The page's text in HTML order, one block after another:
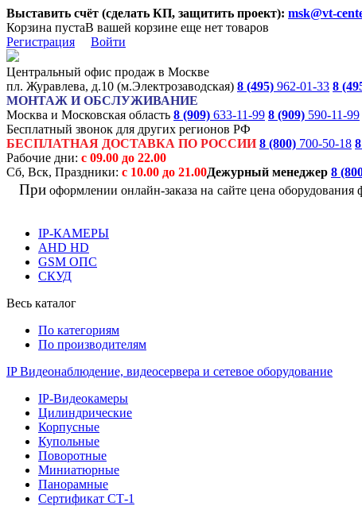
Выставить счёт (сделать КП, защитить проект): msk@vt-
Корзина пустаВ вашей корзине еще нет товаров
Регистрация
Войти
Центральный офис продаж в Москве
пл. Журавлева, д.10 (м.Электрозаводская) 8 (495) 962-01-33 8
МОНТАЖ И ОБСЛУЖИВАНИЕ
Москва и Московская область 8 (909) 633-11-99 8 (909) 590-11-99
Бесплатный звонок для других регионов РФ
БЕСПЛАТНАЯ ДОСТАВКА ПО РОССИИ 8 (800) 700-50-18
Рабочие дни: с 09.00 до 22.00
Сб, Вск, Праздники: с 10.00 до 21.00Дежурный менеджер 8
При оформлении онлайн-заказа на сайте цена
IP-КАМЕРЫ
AHD HD
GSM ОПС
СКУД
Весь каталог
По категориям
По производителям
IP Видеонаблюдение, видеосервера и сетевое оборудование
IP-Видеокамеры
Цилиндрические
Корпусные
Купольные
Поворотные
Миниатюрные
Панорамные
Сертификат СТ-1